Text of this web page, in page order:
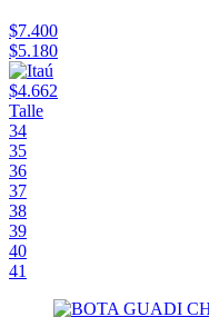
$7.400
$5.180
$4.662
Talle
34
35
36
37
38
39
40
41